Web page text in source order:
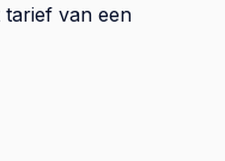
van een